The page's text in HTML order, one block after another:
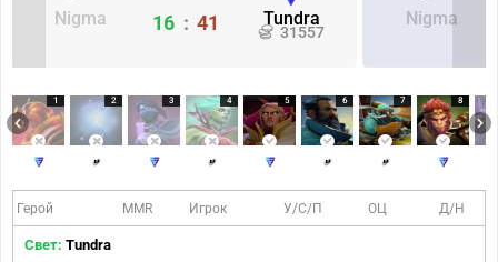
Nigma Tundra
31557
16 : 41 Nigma
1 2 3 4 5 6 7 8
Герой MMR Игрок У/С/П ОЦ Д/Н
Свет: Tundra